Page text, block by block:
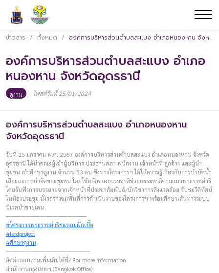
ข่าวสาร / ทั้งหมด / องค์การบริหารส่วนตำบลสะแบง อำเภอหนองหาน จังหวัดอุดรธานี
องค์การบริหารส่วนตำบลสะแบง อำเภอ
หนองหาน จังหวัดอุดรธานี
ดูงาน | โพสต์วันที่ 25/01/2024
องค์การบริหารส่วนตำบลสะแบง อำเภอหนองหาน
จังหวัดอุดรธานี
วันที่ 25 มกราคม พ.ศ. 2567 องค์การบริหารส่วนตำบลสะแบง อำเภอหนองหาน จังหวัด
อุดรธานี ได้นำคณะผู้เข้าผู้บริหาร ประธานสภา พนักงาน เจ้าหน้าที่ ลูกจ้าง และผู้นำ
ชุมชน เข้าศึกษาดูงาน จำนวน 53 คน ซึ่งทางโครงการฯ ได้ให้ความรู้เกี่ยวกับการบำบัดน้ำ
เสียและการกำจัดขยะชุมชน โดยใช้หลักของธรรมชาติช่วยธรรมชาติตามแนวพระราชดำริ
โดยรับฟังการบรรยายจากเจ้าหน้าที่ประชาสัมพันธ์/นักวิชาการสิ่งแวดล้อม รับชมวีดิทัศน์
ในห้องประชุม นั่งรถรางชมพื้นที่การดำเนินงานของโครงการฯ พร้อมศึกษาเส้นทางระบบ
นิเวศป่าชายเลน
————————–————————
#โครงการพระราชดำริฯแหลมผักเบี้ย
#lerdproject
#ศึกษาดูงาน
————————–————————–
ติดต่อสอบถามเพิ่มเติมได้ที่/ For more information
สำนักงานกรุงเทพฯ (Bangkok Office):